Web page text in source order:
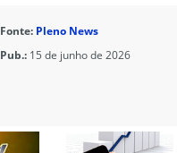
Fonte: Pleno News
Pub.: 15 de junho de 2026